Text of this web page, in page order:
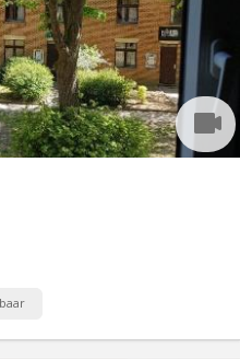
jusqu'au 10 septembre 2026